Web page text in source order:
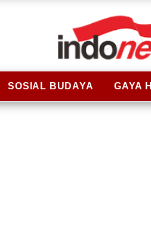
SOSIAL BUDAYA GAYA